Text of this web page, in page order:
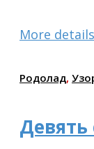
More details
Родолад,
Девять